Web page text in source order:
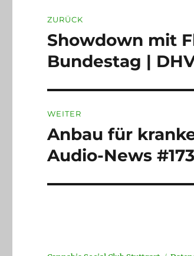
ZURÜCK
Vorheriger
Beitrag:
Showdown mit
Bundestag |
WEITER
Nächster
Beitrag:
Anbau für
Audio-News #173